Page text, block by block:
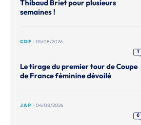
Thibaud Briet pour plusieurs
semaines !
CDF | 05/08/2026
1
Le tirage du premier tour de Coupe
de France féminine dévoilé
JAP | 04/08/2026
6